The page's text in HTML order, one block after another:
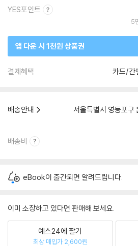
YES포인트
5
앱 다운 시 1천원 상품권
결제혜택 카드/간
배송안내
서울특별시 영등포구
배송비
eBook이 출간되면 알려드립니다.
이미 소장하고 있다면 판매해 보세요.
예스24에 팔기
최상 매입가 2,600원